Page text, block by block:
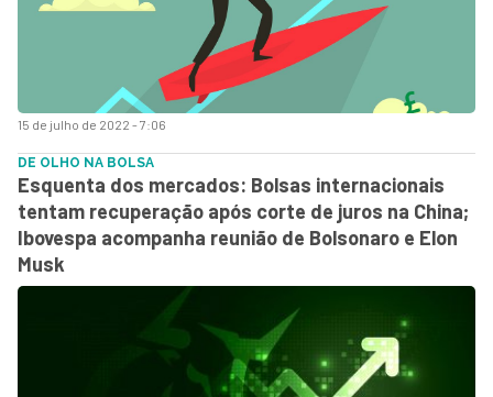
15 de julho de 2022 - 7:06
DE OLHO NA BOLSA
Esquenta dos mercados: Bolsas internacionais
tentam recuperação após corte de juros na China;
Ibovespa acompanha reunião de Bolsonaro e Elon
Musk